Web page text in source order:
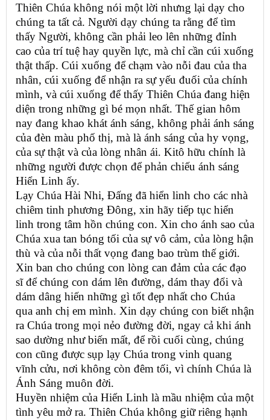
Thiên Chúa không nói một lời nhưng lại dạy cho
chúng ta tất cả. Người dạy chúng ta rằng để tìm
thấy Người, không cần phải leo lên những đỉnh
cao của trí tuệ hay quyền lực, mà chỉ cần cúi xuống
thật thấp. Cúi xuống để chạm vào nỗi đau của tha
nhân, cúi xuống để nhận ra sự yếu đuối của chính
mình, và cúi xuống để thấy Thiên Chúa đang hiện
diện trong những gì bé mọn nhất. Thế gian hôm
nay đang khao khát ánh sáng, không phải ánh sáng
của đèn màu phố thị, mà là ánh sáng của hy vọng,
của sự thật và của lòng nhân ái. Kitô hữu chính là
những người được chọn để phản chiếu ánh sáng
Hiển Linh ấy.
Lạy Chúa Hài Nhi, Đấng đã hiển linh cho các nhà
chiêm tinh phương Đông, xin hãy tiếp tục hiển
linh trong tâm hồn chúng con. Xin cho ánh sao của
Chúa xua tan bóng tối của sự vô cảm, của lòng hận
thù và của nỗi thất vọng đang bao trùm thế giới.
Xin ban cho chúng con lòng can đảm của các đạo
sĩ để chúng con dám lên đường, dám thay đổi và
dám dâng hiến những gì tốt đẹp nhất cho Chúa
qua anh chị em mình. Xin dạy chúng con biết nhận
ra Chúa trong mọi nẻo đường đời, ngay cả khi ánh
sao dường như biến mất, để rồi cuối cùng, chúng
con cũng được sụp lạy Chúa trong vinh quang
vĩnh cửu, nơi không còn đêm tối, vì chính Chúa là
Ánh Sáng muôn đời.
Huyền nhiệm của Hiển Linh là mầu nhiệm của một
tình yêu mở ra. Thiên Chúa không giữ riêng hạnh